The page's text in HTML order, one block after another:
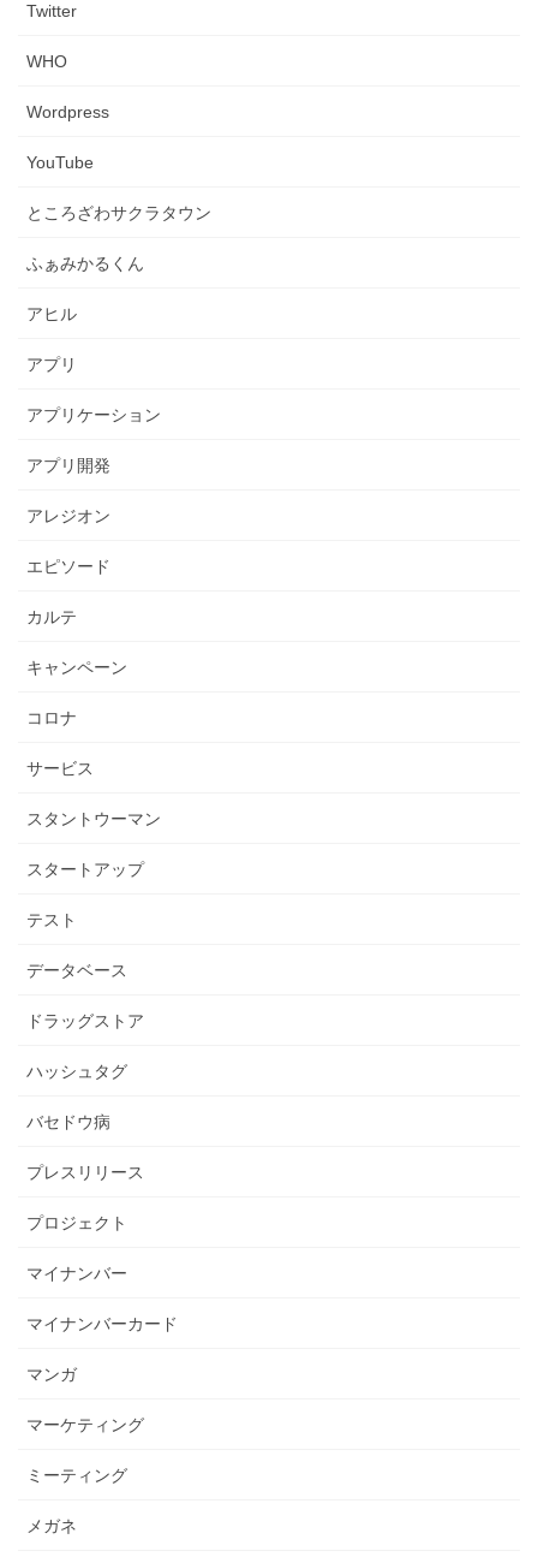
Twitter
WHO
Wordpress
YouTube
ところざわサクラタウン
ふぁみかるくん
アヒル
アプリ
アプリケーション
アプリ開発
アレジオン
エピソード
カルテ
キャンペーン
コロナ
サービス
スタントウーマン
スタートアップ
テスト
データベース
ドラッグストア
ハッシュタグ
バセドウ病
プレスリリース
プロジェクト
マイナンバー
マイナンバーカード
マンガ
マーケティング
ミーティング
メガネ